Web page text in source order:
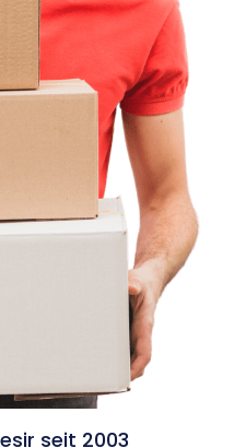
seit 2003